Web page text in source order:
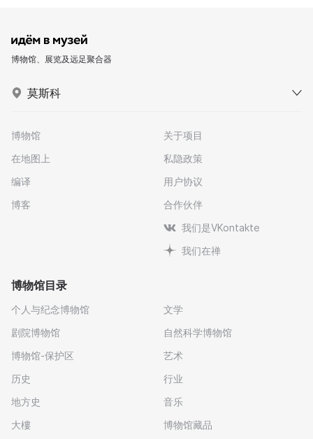
博物馆、展览及远足聚合器
莫斯科
博物馆
在地图上
编译
博客
关于项目
私隐政策
用户协议
合作伙伴
我们是VKontakte
我们在禅
博物馆目录
个人与纪念博物馆
剧院博物馆
博物馆-保护区
历史
地方史
大樓
文学
自然科学博物馆
艺术
行业
音乐
博物馆藏品